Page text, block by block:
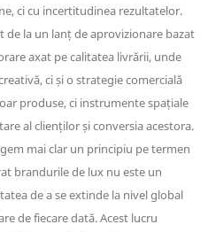
ci cu incertitudinea rezultatelor.
de la un lanț de aprovizionare bazat
axat pe calitatea livrării, unde
ci și o strategie comercială
produse, ci instrumente spațiale
al clienților și conversia acestora.
mai clar un principiu pe termen
brandurile de lux nu este un
de a se extinde la nivel global
de fiecare dată. Acest lucru